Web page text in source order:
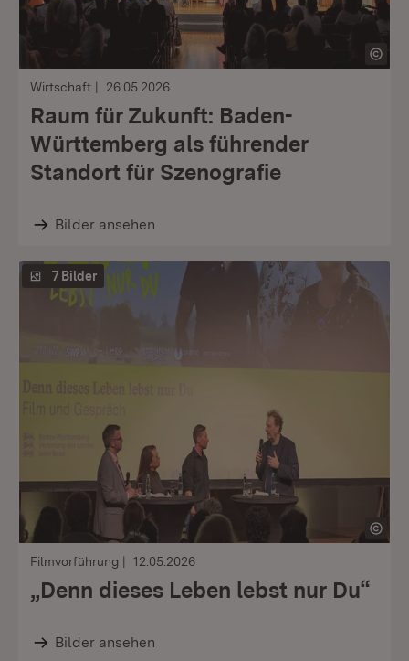
Wirtschaft 26.05.2026
Raum für Zukunft: Baden-
Württemberg als führender
Standort für Szenografie
Bilder ansehen
7 Bilder
Filmvorführung 12.05.2026
„Denn dieses Leben lebst nur Du“
Bilder ansehen